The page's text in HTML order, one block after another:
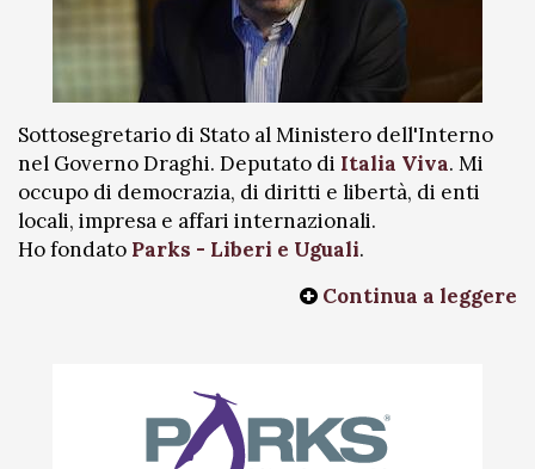
Sottosegretario di Stato al Ministero dell'Interno
nel Governo Draghi. Deputato di Italia Viva. Mi
occupo di democrazia, di diritti e libertà, di enti
locali, impresa e affari internazionali.
Ho fondato Parks - Liberi e Uguali.
Continua a leggere